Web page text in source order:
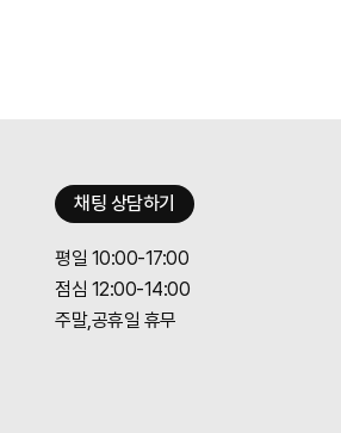
채팅 상담하기
평일 10:00-17:00
점심 12:00-14:00
주말,공휴일 휴무